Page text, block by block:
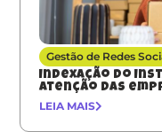
Gestão de Redes
Indexação do
atenção das
LEIA MAIS